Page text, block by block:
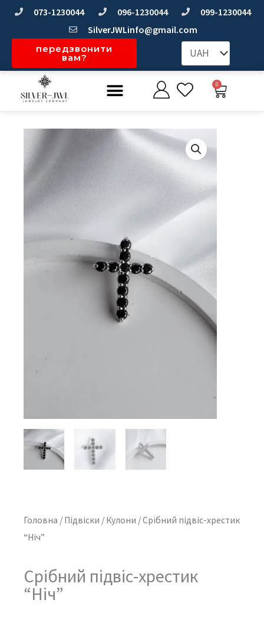
Перейти073-1230044 096-1230044
099-1230044
SilverJWLinfo@gmail.com
передзвонити
вам?
Меню 0
Головна / Підвіски / Кулони / Cрібний підвіс-хрестик
“Ніч”
Cрібний підвіс-хрестик
“Ніч”